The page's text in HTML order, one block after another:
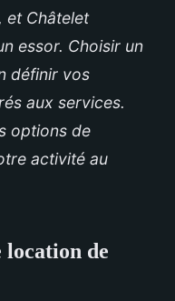
et Châtelet
essor. Choisir un
définir vos
aux services.
options de
activité au
location de